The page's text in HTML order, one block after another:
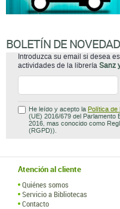
BOLETÍN DE
Introduzca su email si desea
actividades de la librería Sanz
He leído y acepto la Política
(UE) 2016/679 del Parlamento
2016, mas conocido como
(RGPD)).
Atención al cliente
Quiénes somos
Servicio a Bibliotecas
Contacto